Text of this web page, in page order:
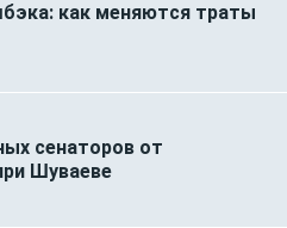
как меняются траты
сенаторов от
Шуваеве